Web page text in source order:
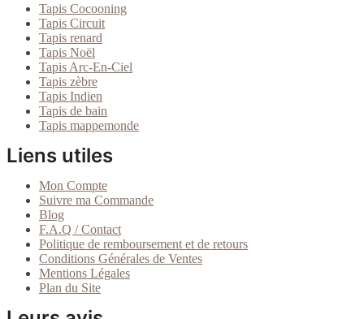
Tapis Cocooning
Tapis Circuit
Tapis renard
Tapis Noël
Tapis Arc-En-Ciel
Tapis zèbre
Tapis Indien
Tapis de bain
Tapis mappemonde
Liens utiles
Mon Compte
Suivre ma Commande
Blog
F.A.Q / Contact
Politique de remboursement et de retours
Conditions Générales de Ventes
Mentions Légales
Plan du Site